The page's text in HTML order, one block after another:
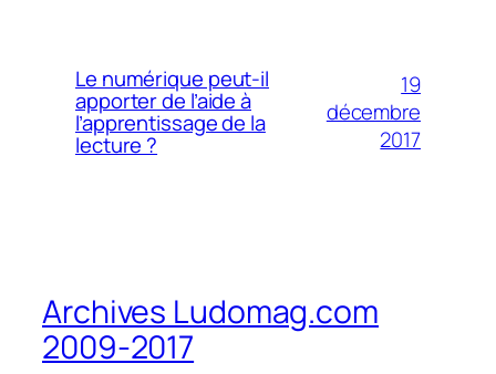
Le numérique peut-il
apporter de l’aide à
l’apprentissage de la
lecture ?
19
décembre
2017
Archives Ludomag.com
2009-2017